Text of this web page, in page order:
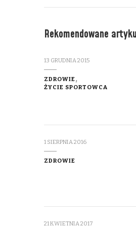
Rekomendowane
13 GRUDNIA 2015
ZDROWIE
ŻYCIE SPORTOWCA
1 SIERPNIA 2016
ZDROWIE
21 KWIETNIA 2017